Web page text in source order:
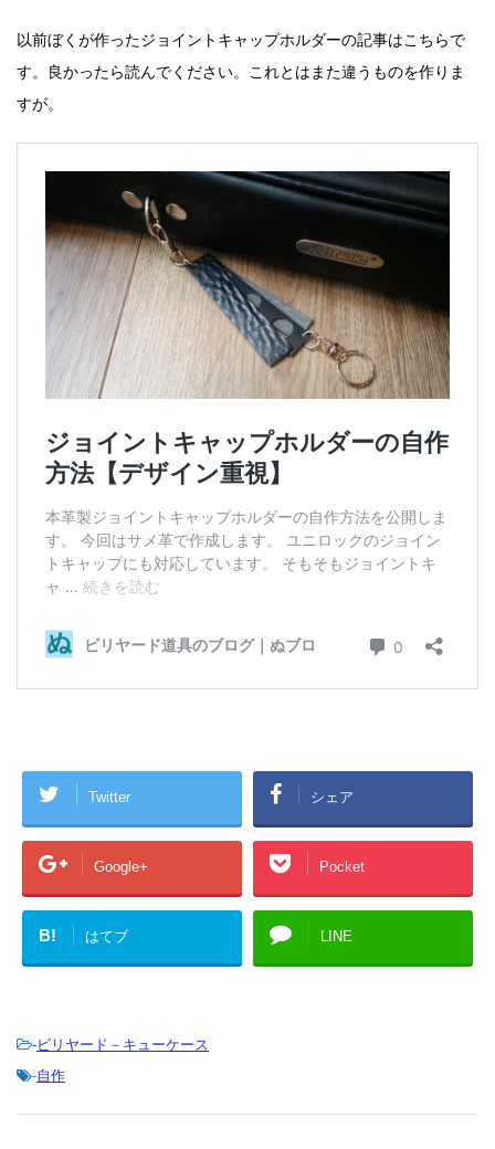
以前ぼくが作ったジョイントキャップホルダーの記事はこちらで
す。良かったら読んでください。これとはまた違うものを作りま
すが。
Twitter シェア
Google+ Pocket
B! はてブ LINE
-ビリヤード－キューケース
-自作